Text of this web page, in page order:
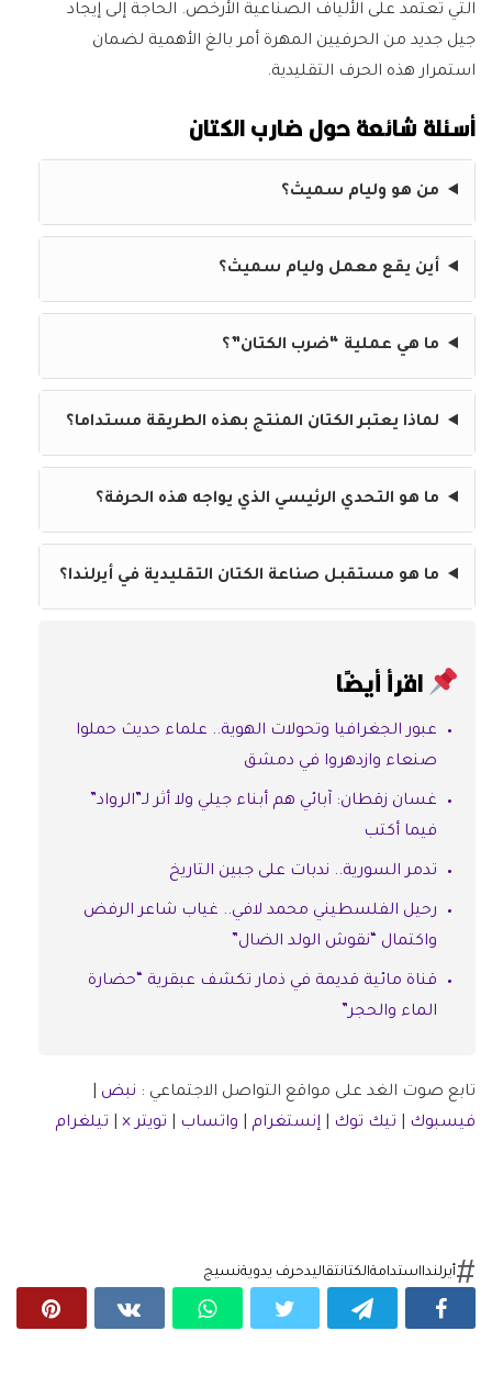
التي تعتمد على الألياف الصناعية الأرخص. الحاجة إلى إيجاد
جيل جديد من الحرفيين المهرة أمر بالغ الأهمية لضمان
استمرار هذه الحرف التقليدية.
أسئلة شائعة حول ضارب الكتان
من هو وليام سميث؟
أين يقع معمل وليام سميث؟
ما هي عملية “ضرب الكتان”؟
لماذا يعتبر الكتان المنتج بهذه الطريقة مستداما؟
ما هو التحدي الرئيسي الذي يواجه هذه الحرفة؟
ما هو مستقبل صناعة الكتان التقليدية في أيرلندا؟
اقرأ أيضًا
عبور الجغرافيا وتحولات الهوية.. علماء حديث حملوا
صنعاء وازدهروا في دمشق
غسان زقطان: آبائي هم أبناء جيلي ولا أثر لـ”الرواد”
فيما أكتب
تدمر السورية.. ندبات على جبين التاريخ
رحيل الفلسطيني محمد لافي.. غياب شاعر الرفض
واكتمال “نقوش الولد الضال”
قناة مائية قديمة في ذمار تكشف عبقرية “حضارة
الماء والحجر”
تابع صوت الغد على مواقع التواصل الاجتماعي : نبض
فيسبوك
تيك توك إنستغرام واتساب تويتر × تيلغرام
أيرلندااستدامةالكتانتقاليدحرف يدويةنسيج